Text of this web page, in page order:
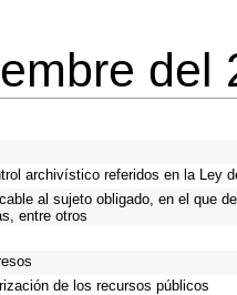
del
archivístico referidos en la Ley
al sujeto obligado, en el que
entre otros
de los recursos públicos